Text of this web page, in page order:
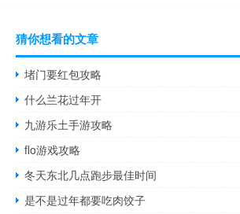
猜你想看的文章
堵门要红包攻略
什么兰花过年开
九游乐土手游攻略
flo游戏攻略
冬天东北几点跑步最佳时间
是不是过年都要吃肉饺子